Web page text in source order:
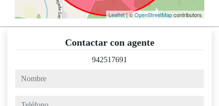
Leaflet| ©OpenStreetMapcontributors
Contactar con agente
942517691
nombre
teléfono